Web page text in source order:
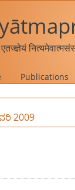
एतज्ज्ञेयं
Publications
2009